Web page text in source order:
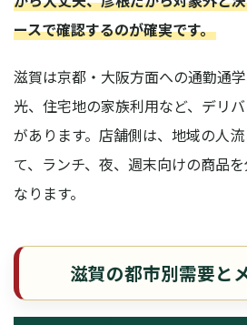
ースで確認するのが確実です。
滋賀は京都・大阪方面への通勤通
光、住宅地の家族利用など、デリ
があります。店舗側は、地域の人
て、ランチ、夜、週末向けの商品
なります。
滋賀の都市別需要と